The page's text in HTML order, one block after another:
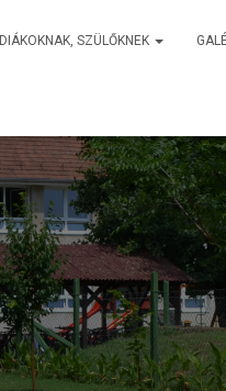
DIÁKOKNAK, SZÜLŐKNEK